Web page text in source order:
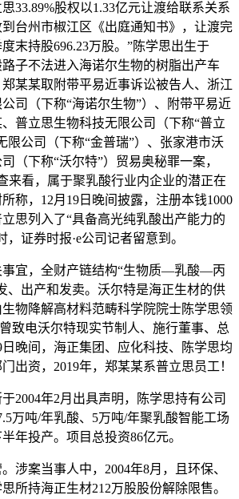
33.89%股权以1.33亿元让渡给联系关系
台州市椒江区《出庭通知书》，让渡完
末持股696.23万股。”陈学思出生于
子不法进入海诺尔生物的树脂出产车
某某取附带平易近事诉讼被告人、浙江
司（下称“海诺尔生物”）、附带平易近
普立思生物科技无限公司（下称“普立
限公司（下称“金普瑞”）、张家港市沃
（下称“沃尔特”）贸易奥秘罪一案，
来看，属于聚乳酸行业内企业的潜正在
称，12月19日晚间披露，注册本钱1000
思列入了“具备高光纯乳酸出产能力的
证券时报·e公司记者留意到。
宜，全财产链结构“生物质—乳酸—丙
、出产和发卖。沃尔特是海正生材的供
物降解高材料范畴科学院院士陈学思领
致电沃尔特现实节制人、施行董事、总
晚间，海正集团、应化科技、陈学思均
出资，2019年，郑某某系普立思员工！
年2月出具声明，陈学思持有公司
万吨/年乳酸、5万吨/年聚乳酸智能工场
年投产。项目总投资86亿元。
案当事人中，2004年8月，且环保、
所持海正生材212万股股份解除限售。